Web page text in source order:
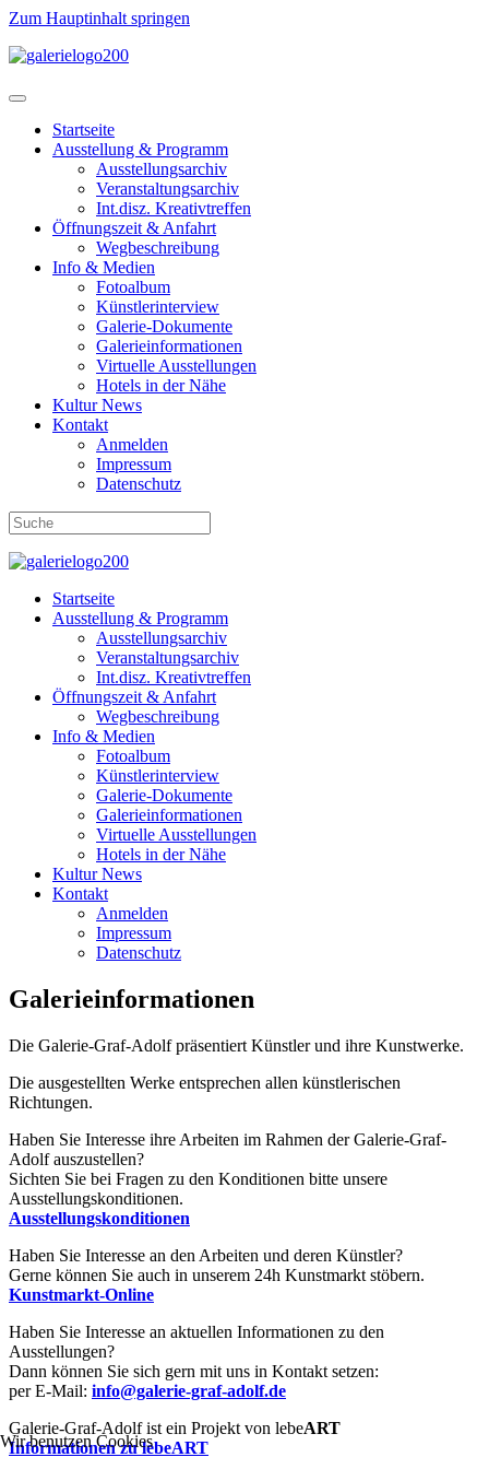
Zum Hauptinhalt springen
Startseite
Ausstellung & Programm
Ausstellungsarchiv
Veranstaltungsarchiv
Int.disz. Kreativtreffen
Öffnungszeit & Anfahrt
Wegbeschreibung
Info & Medien
Fotoalbum
Künstlerinterview
Galerie-Dokumente
Galerieinformationen
Virtuelle Ausstellungen
Hotels in der Nähe
Kultur News
Kontakt
Anmelden
Impressum
Datenschutz
Startseite
Ausstellung & Programm
Ausstellungsarchiv
Veranstaltungsarchiv
Int.disz. Kreativtreffen
Öffnungszeit & Anfahrt
Wegbeschreibung
Info & Medien
Fotoalbum
Künstlerinterview
Galerie-Dokumente
Galerieinformationen
Virtuelle Ausstellungen
Hotels in der Nähe
Kultur News
Kontakt
Anmelden
Impressum
Datenschutz
Galerieinformationen
Die Galerie-Graf-Adolf präsentiert Künstler und ihre Kunstwerke.
Die ausgestellten Werke entsprechen allen künstlerischen
Richtungen.
Haben Sie Interesse ihre Arbeiten im Rahmen der Galerie-Graf-
Adolf auszustellen?
Sichten Sie bei Fragen zu den Konditionen bitte unsere
Ausstellungskonditionen.
Ausstellungskonditionen
Haben Sie Interesse an den Arbeiten und deren Künstler?
Gerne können Sie auch in unserem 24h Kunstmarkt stöbern.
Kunstmarkt-Online
Haben Sie Interesse an aktuellen Informationen zu den
Ausstellungen?
Dann können Sie sich gern mit uns in Kontakt setzen:
per E-Mail: info@galerie-graf-adolf.de
Galerie-Graf-Adolf ist ein Projekt von lebeART
Informationen zu lebeART
Wir benutzen Cookies